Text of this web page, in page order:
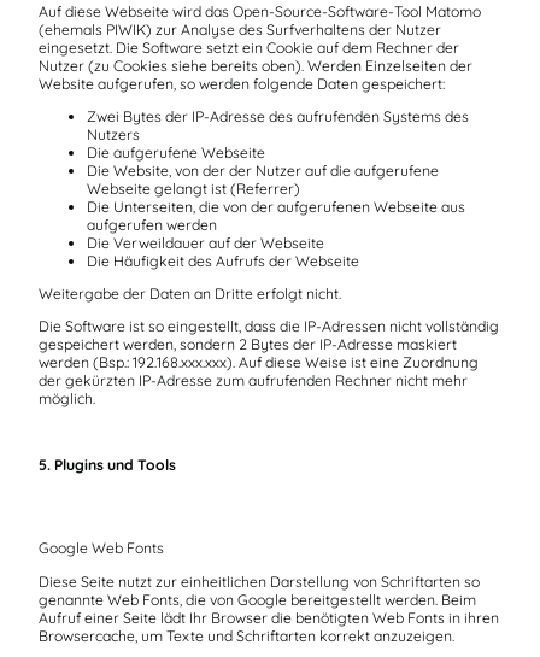
Auf diese Webseite wird das Open-Source-Software-Tool Matomo
(ehemals PIWIK) zur Analyse des Surfverhaltens der Nutzer
eingesetzt. Die Software setzt ein Cookie auf dem Rechner der
Nutzer (zu Cookies siehe bereits oben). Werden Einzelseiten der
Website aufgerufen, so werden folgende Daten gespeichert:
Zwei Bytes der IP-Adresse des aufrufenden Systems des
Nutzers
Die aufgerufene Webseite
Die Website, von der der Nutzer auf die aufgerufene
Webseite gelangt ist (Referrer)
Die Unterseiten, die von der aufgerufenen Webseite aus
aufgerufen werden
Die Verweildauer auf der Webseite
Die Häufigkeit des Aufrufs der Webseite
Weitergabe der Daten an Dritte erfolgt nicht.
Die Software ist so eingestellt, dass die IP-Adressen nicht vollständig
gespeichert werden, sondern 2 Bytes der IP-Adresse maskiert
werden (Bsp.: 192.168.xxx.xxx). Auf diese Weise ist eine Zuordnung
der gekürzten IP-Adresse zum aufrufenden Rechner nicht mehr
möglich.
5. Plugins und Tools
Google Web Fonts
Diese Seite nutzt zur einheitlichen Darstellung von Schriftarten so
genannte Web Fonts, die von Google bereitgestellt werden. Beim
Aufruf einer Seite lädt Ihr Browser die benötigten Web Fonts in ihren
Browsercache, um Texte und Schriftarten korrekt anzuzeigen.